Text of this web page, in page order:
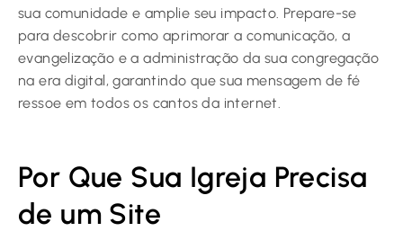
sua comunidade e amplie seu impacto. Prepare-se
para descobrir como aprimorar a comunicação, a
evangelização e a administração da sua congregação
na era digital, garantindo que sua mensagem de fé
ressoe em todos os cantos da internet.
Por Que Sua Igreja Precisa
de um Site